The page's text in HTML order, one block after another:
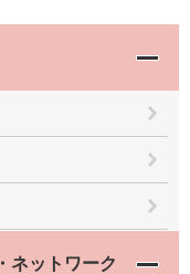
ネットワーク